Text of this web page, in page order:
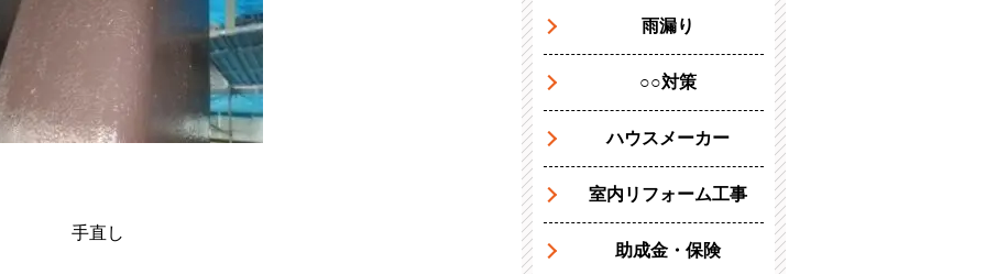
手直し
雨漏り
○○対策
ハウスメーカー
室内リフォーム工事
助成金・保険